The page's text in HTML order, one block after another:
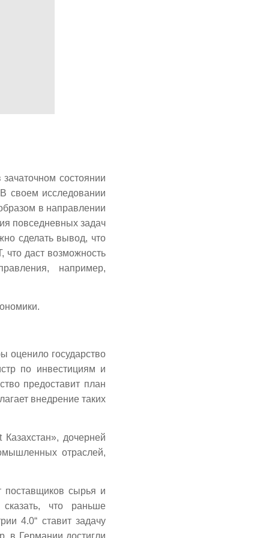
состоянии
своем исследовании
в направлении
повседневных задач
сделать вывод, что
что даст возможность
например,
оценило государство
по инвестициям и
предоставит план
внедрение таких
дочерней
отраслей,
поставщиков сырья и
что раньше
4.0“ ставит задачу